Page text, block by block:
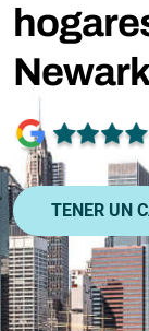
TENER UN